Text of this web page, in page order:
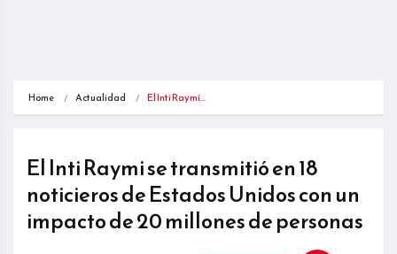
Home Actualidad El Inti Raymi…
El Inti Raymi se transmitió en 18
noticieros de Estados Unidos con un
impacto de 20 millones de personas